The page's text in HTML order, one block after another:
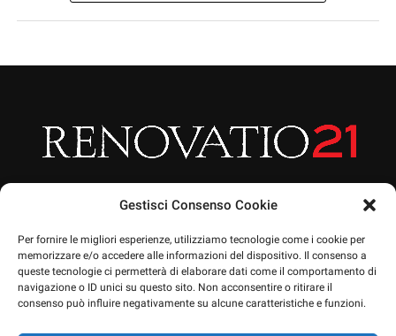
Gestisci Consenso Cookie
Per fornire le migliori esperienze, utilizziamo tecnologie come i cookie per
memorizzare e/o accedere alle informazioni del dispositivo. Il consenso a
queste tecnologie ci permetterà di elaborare dati come il comportamento di
navigazione o ID unici su questo sito. Non acconsentire o ritirare il
consenso può influire negativamente su alcune caratteristiche e funzioni.
HOME ARTICOLI CHI SIAMO EVENTI
PRIVACY POLICY
NEWSLETTERA
CONTATTO SOSTIENICI SHOP